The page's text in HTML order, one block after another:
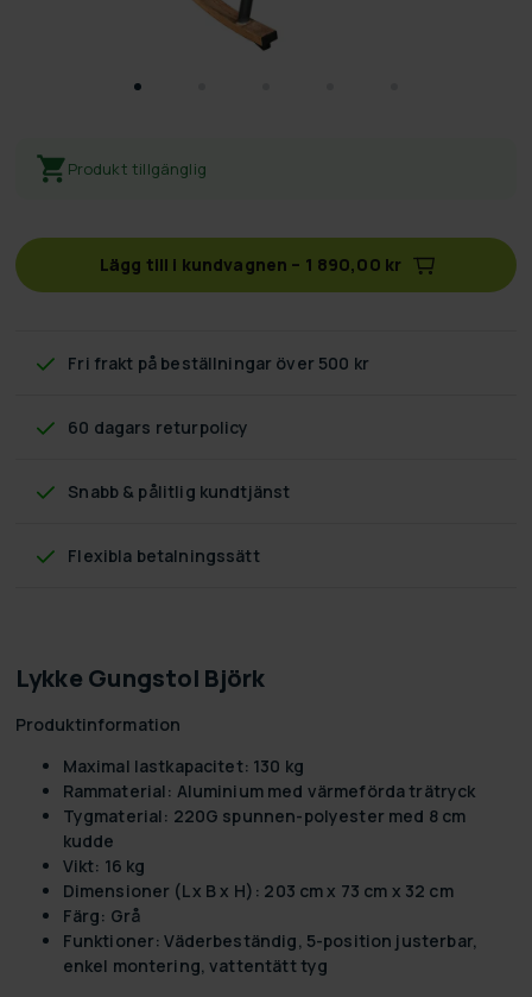
Produkt tillgänglig
Lägg till i kundvagnen – 1 890,00 kr
Fri frakt på beställningar över 500 kr
60 dagars returpolicy
Snabb & pålitlig kundtjänst
Flexibla betalningssätt
Lykke Gungstol Björk
Produktinformation
Maximal lastkapacitet: 130 kg
Rammaterial: Aluminium med värmeförda trätryck
Tygmaterial: 220G spunnen-polyester med 8 cm
kudde
Vikt: 16 kg
Dimensioner (L x B x H): 203 cm x 73 cm x 32 cm
Färg: Grå
Funktioner: Väderbeständig, 5-position justerbar,
enkel montering, vattentätt tyg